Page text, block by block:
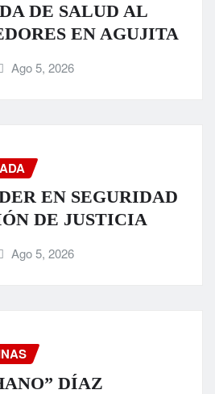
DE SALUD AL
EN AGUJITA
Ago 5, 2026
EN SEGURIDAD
DE JUSTICIA
Ago 5, 2026
DÍAZ